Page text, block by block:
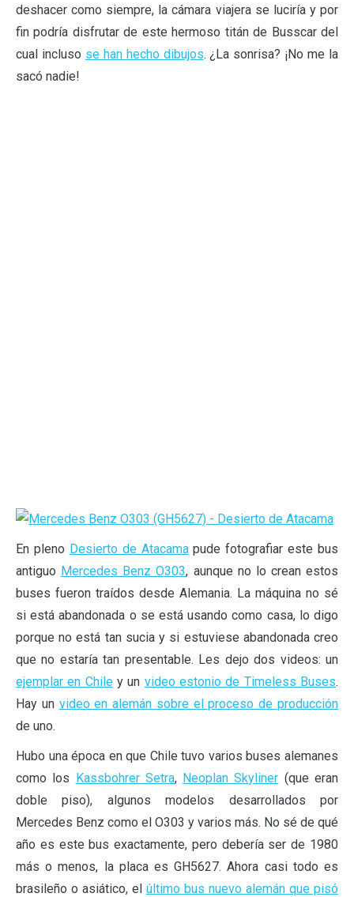
deshacer como siempre, la cámara viajera se luciría y por
fin podría disfrutar de este hermoso titán de Busscar del
cual incluso se han hecho dibujos. ¿La sonrisa? ¡No me la
sacó nadie!
En pleno Desierto de Atacamapude fotografiar este bus
antiguo Mercedes Benz O303, aunque no lo crean estos
buses fueron traídos desde Alemania. La máquina no sé
si está abandonada o se está usando como casa, lo digo
porque no está tan sucia y si estuviese abandonada creo
que no estaría tan presentable. Les dejo dos videos: un
ejemplar en Chiley un video estonio de Timeless Buses.
Hay un video en alemán sobre el proceso de producción
de uno.
Hubo una época en que Chile tuvo varios buses alemanes
como los Kassbohrer Setra, Neoplan Skyliner (que eran
doble piso), algunos modelos desarrollados por
Mercedes Benz como el O303 y varios más. No sé de qué
año es este bus exactamente, pero debería ser de 1980
más o menos, la placa es GH5627. Ahora casi todo es
brasileño o asiático, el último bus nuevo alemán que pisó